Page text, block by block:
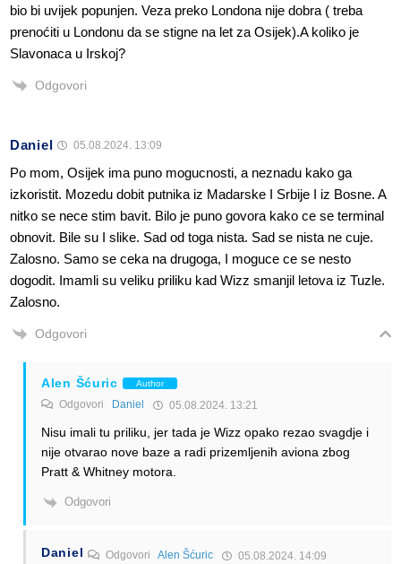
bio bi uvijek popunjen. Veza preko Londona nije dobra ( treba
prenoćiti u Londonu da se stigne na let za Osijek).A koliko je
Slavonaca u Irskoj?
Odgovori
Daniel 05.08.2024. 13:09
Po mom, Osijek ima puno mogucnosti, a neznadu kako ga
izkoristit. Mozedu dobit putnika iz Madarske I Srbije I iz Bosne. A
nitko se nece stim bavit. Bilo je puno govora kako ce se terminal
obnovit. Bile su I slike. Sad od toga nista. Sad se nista ne cuje.
Zalosno. Samo se ceka na drugoga, I moguce ce se nesto
dogodit. Imamli su veliku priliku kad Wizz smanjil letova iz Tuzle.
Zalosno.
Odgovori
Alen Šćuric Author
Odgovori Daniel 05.08.2024. 13:21
Nisu imali tu priliku, jer tada je Wizz opako rezao svagdje i
nije otvarao nove baze a radi prizemljenih aviona zbog
Pratt & Whitney motora.
Odgovori
Daniel OdgovoriAlen Šćuric 05.08.2024. 14:09